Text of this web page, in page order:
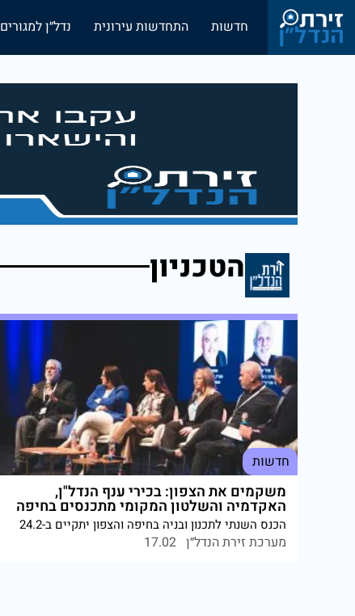
חדשות התחדשות עירונית נדל״ן למגורים
הטכניון
חדשות
משקמים את הצפון: בכירי ענף הנדל"ן,
האקדמיה והשלטון המקומי מתכנסים בחיפה
הכנס השנתי לתכנון ובניה בחיפה והצפון יתקיים ב-24.2
בהשתתפות יונה יהב ובכירי מטה הדיור. האירוע יעסוק
בשיקום הצפון, התחדשות עירונית ובנייה חכמה. כל
מערכת זירת הנדל״ן 17.02